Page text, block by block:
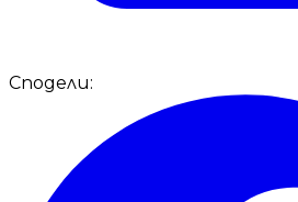
Сподели: